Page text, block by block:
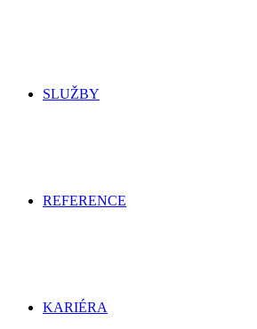
SLUŽBY
REFERENCE
KARIÉRA